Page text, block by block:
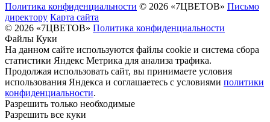
Политика конфиденциальности © 2026 «7ЦВЕТОВ» Письмо
директору Карта сайта
© 2026 «7ЦВЕТОВ» Политика конфиденциальности
Файлы Куки
На данном сайте используются файлы cookie и система сбора
статистики Яндекс Метрика для анализа трафика.
Продолжая использовать сайт, вы принимаете условия
использования Яндекса и соглашаетесь с условиями политики
конфиденциальности.
Разрешить только необходимые
Разрешить все куки